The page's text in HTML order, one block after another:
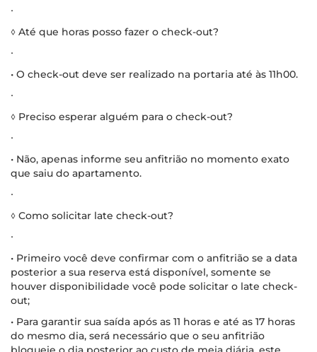
∙
◊ Até que horas posso fazer o check-out?
∙
• O check-out deve ser realizado na portaria até às 11h00.
∙
◊ Preciso esperar alguém para o check-out?
∙
• Não, apenas informe seu anfitrião no momento exato
que saiu do apartamento.
∙
◊ Como solicitar late check-out?
∙
• Primeiro você deve confirmar com o anfitrião se a data
posterior a sua reserva está disponível, somente se
houver disponibilidade você pode solicitar o late check-
out;
• Para garantir sua saída após as 11 horas e até as 17 horas
do mesmo dia, será necessário que o seu anfitrião